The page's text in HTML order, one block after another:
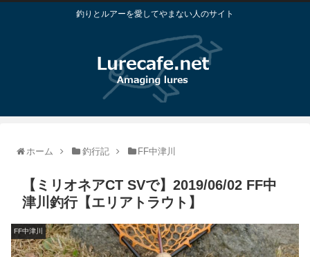
釣りとルアーを愛してやまない人のサイト
ホーム 釣行記 FF中津川
【ミリオネアCT SVで】2019/06/02 FF中
津川釣行【エリアトラウト】
FF中津川